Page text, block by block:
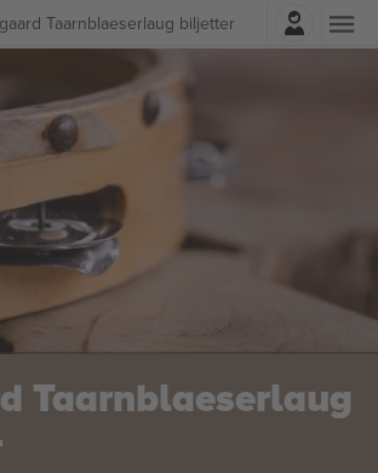
Taarnblaeserlaug biljetter
Logga in
Taarnblaeserlaug